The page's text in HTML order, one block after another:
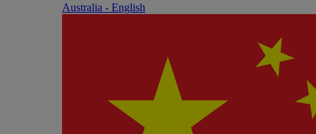
Australia - English